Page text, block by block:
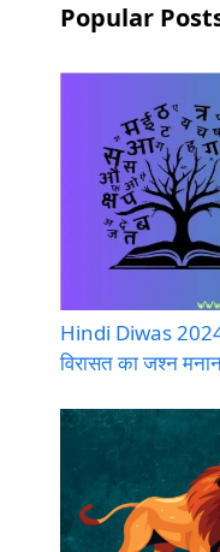
Popular
Hindi Diwas 2024
विरासत का जश्न